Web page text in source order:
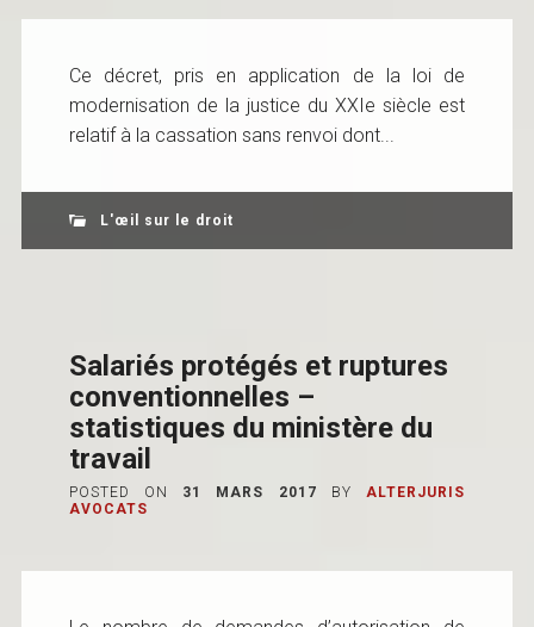
Ce décret, pris en application de la loi de
modernisation de la justice du XXIe siècle est
relatif à la cassation sans renvoi dont...
L'œil sur le droit
Salariés protégés et ruptures
conventionnelles –
statistiques du ministère du
travail
POSTED ON 31 MARS 2017 BY
ALTERJURIS
AVOCATS